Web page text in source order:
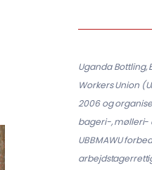
Uganda Bottling,
Workers Union
2006 og
bageri-, mølleri-
UBBMAWU